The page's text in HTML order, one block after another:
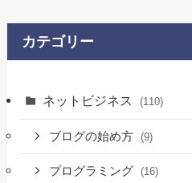
カテゴリー
ネットビジネス (110)
ブログの始め方 (9)
プログラミング (16)